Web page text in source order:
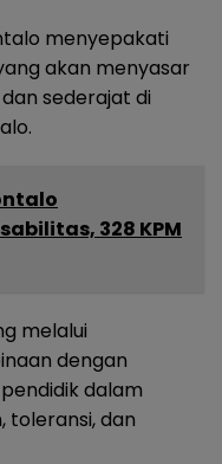
menyepakati
akan menyasar
sederajat di
328 KPM
melalui
dengan
dalam
toleransi, dan